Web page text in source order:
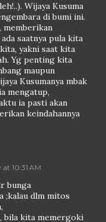
Wijaya Kusuma
di bumi ini.
memberikan
saatnya pula kita
yakni saat kita
Yg penting kita
maupun
Kusumanya mbak
mengatup,
ia pasti akan
keindahannya
10:31 AM
bunga
;kalau dlm mitos
bila kita memergoki